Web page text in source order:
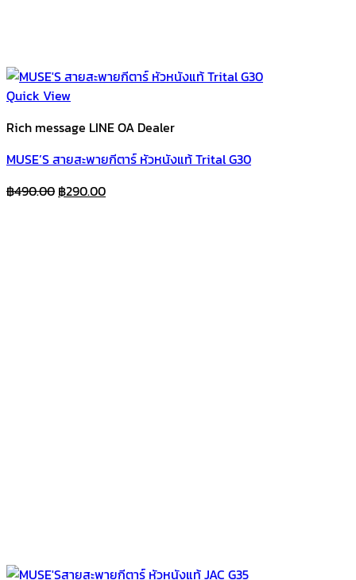
Quick View
Rich message LINE OA Dealer
MUSE’S สายสะพายกีตาร์ หัวหนังแท้ Trital G30
฿490.00 Original
฿290.00Current